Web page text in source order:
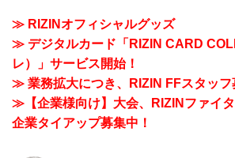
≫ RIZINオフィシャルグッズ
≫ デジタルカード「RIZIN CARD
レ）」サービス開始！
≫ 業務拡大につき、RIZIN FFスタッフ
≫【企業様向け】大会、RIZINファイ
企業タイアップ募集中！